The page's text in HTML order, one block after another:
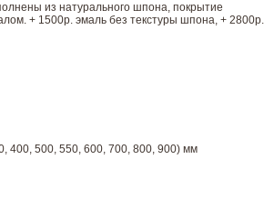
из натурального шпона, покрытие
+ 1500р. эмаль без текстуры шпона, + 2800р.
400, 500, 550, 600, 700, 800, 900) мм